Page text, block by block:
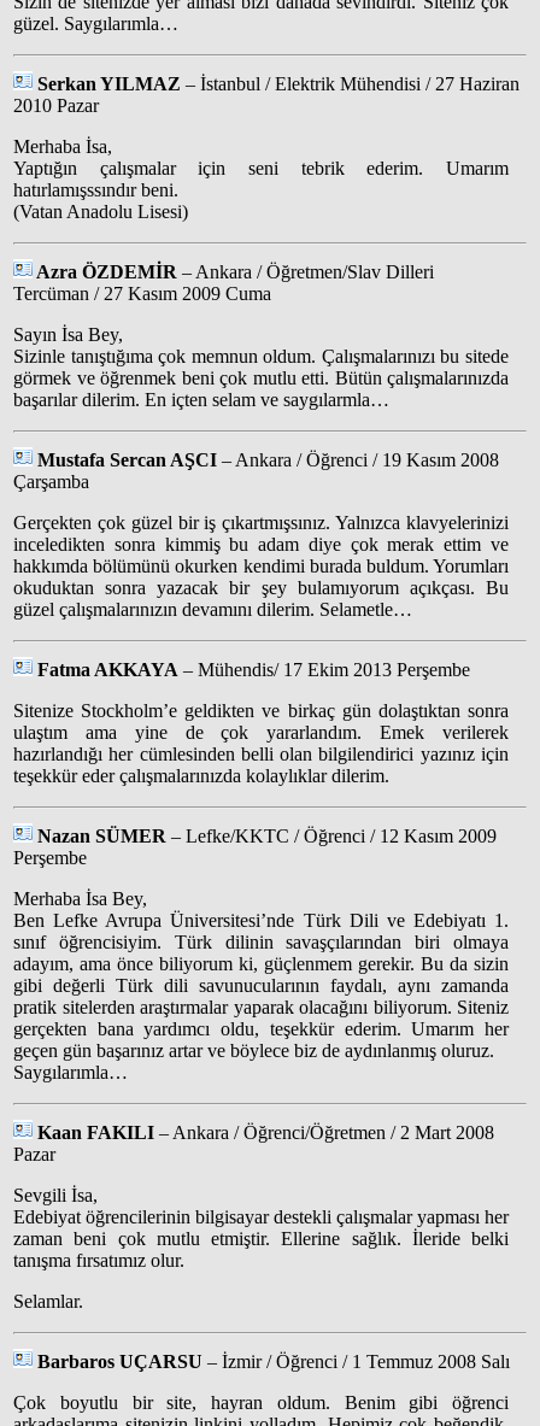
güzel. Saygılarımla…
Serkan YILMAZ – İstanbul / Elektrik Mühendisi / 27 Haziran
2010 Pazar
Merhaba İsa,
Yaptığın çalışmalar için seni tebrik ederim. Umarım
hatırlamışssındır beni.
(Vatan Anadolu Lisesi)
Azra ÖZDEMİR – Ankara / Öğretmen/Slav Dilleri
Tercüman / 27 Kasım 2009 Cuma
Sayın İsa Bey,
Sizinle tanıştığıma çok memnun oldum. Çalışmalarınızı bu sitede
görmek ve öğrenmek beni çok mutlu etti. Bütün çalışmalarınızda
başarılar dilerim. En içten selam ve saygılarmla…
Mustafa Sercan AŞCI – Ankara / Öğrenci / 19 Kasım 2008
Çarşamba
Gerçekten çok güzel bir iş çıkartmışsınız. Yalnızca klavyelerinizi
inceledikten sonra kimmiş bu adam diye çok merak ettim ve
hakkımda bölümünü okurken kendimi burada buldum. Yorumları
okuduktan sonra yazacak bir şey bulamıyorum açıkçası. Bu
güzel çalışmalarınızın devamını dilerim. Selametle…
Fatma AKKAYA – Mühendis/ 17 Ekim 2013 Perşembe
Sitenize Stockholm’e geldikten ve birkaç gün dolaştıktan sonra
ulaştım ama yine de çok yararlandım. Emek verilerek
hazırlandığı her cümlesinden belli olan bilgilendirici yazınız için
teşekkür eder çalışmalarınızda kolaylıklar dilerim.
Nazan SÜMER – Lefke/KKTC / Öğrenci / 12 Kasım 2009
Perşembe
Merhaba İsa Bey,
Ben Lefke Avrupa Üniversitesi’nde Türk Dili ve Edebiyatı 1.
sınıf öğrencisiyim. Türk dilinin savaşçılarından biri olmaya
adayım, ama önce biliyorum ki, güçlenmem gerekir. Bu da sizin
gibi değerli Türk dili savunucularının faydalı, aynı zamanda
pratik sitelerden araştırmalar yaparak olacağını biliyorum. Siteniz
gerçekten bana yardımcı oldu, teşekkür ederim. Umarım her
geçen gün başarınız artar ve böylece biz de aydınlanmış oluruz.
Saygılarımla…
Kaan FAKILI – Ankara / Öğrenci/Öğretmen / 2 Mart 2008
Pazar
Sevgili İsa,
Edebiyat öğrencilerinin bilgisayar destekli çalışmalar yapması her
zaman beni çok mutlu etmiştir. Ellerine sağlık. İleride belki
tanışma fırsatımız olur.
Selamlar.
Barbaros UÇARSU – İzmir / Öğrenci / 1 Temmuz 2008 Salı
Çok boyutlu bir site, hayran oldum. Benim gibi öğrenci